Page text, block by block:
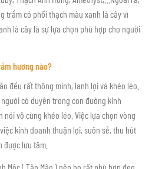
trầm có phối thạch màu xanh lá cây vì
là cây là sự lựa chọn phù hợp cho người
hương nào?
đều rất thông minh, lanh lợi và khéo léo.
có duyên trong con đường kinh
vô cùng khéo léo. Việc lựa chọn vòng
kinh doanh thuận lợi, suôn sẻ, thu hút
được lưu tâm.